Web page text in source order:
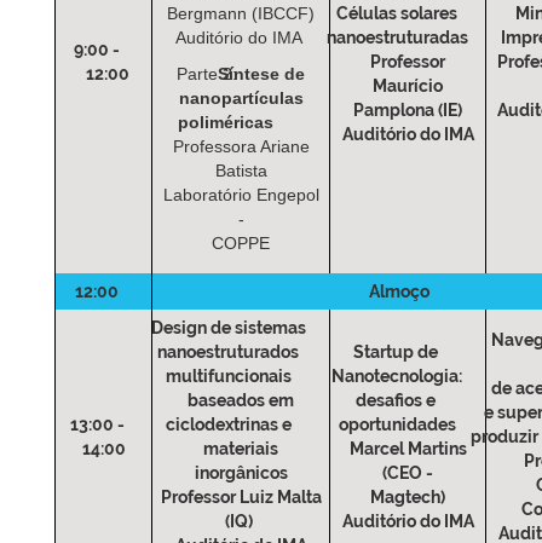
9:00 -
12:00
Bergmann (IBCCF)
Auditório do IMA
Parte 2:Síntese de
nanopartículas
poliméricas
Professora Ariane
Batista
Laboratório Engepol
-
COPPE
Células solares
nanoestruturadas
Professor
Maurício
Pamplona (IE)
Auditório do IMA
12:00 Almoço
13:00 -
14:00
Design de sistemas
nanoestruturados
multifuncionais
baseados em
ciclodextrinas e
materiais
inorgânicos
Professor Luiz Malta
(IQ)
Startup de
Nanotecnologia:
desafios e
oportunidades
Marcel Martins
(CEO -
Magtech)
Auditório do IMA
de
e
produzir